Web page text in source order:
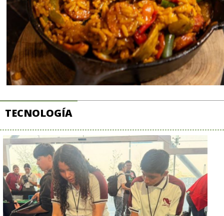
TECNOLOGÍA